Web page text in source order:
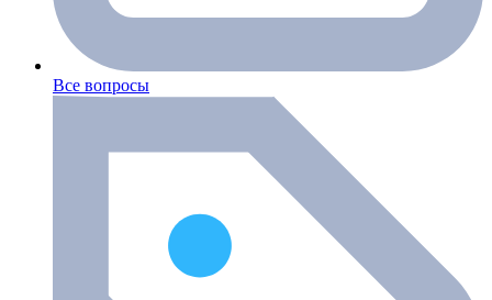
Все вопросы